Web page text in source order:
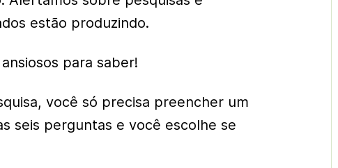
estão produzindo.
para saber!
você só precisa preencher um
seis perguntas e você escolhe se